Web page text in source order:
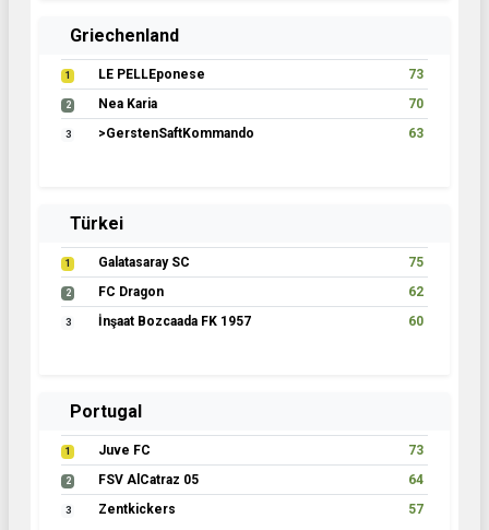
Griechenland
1 LE PELLEponese 73
2 Nea Karia 70
3 >GerstenSaftKommando 63
Türkei
1 Galatasaray SC 75
2 FC Dragon 62
3 İnşaat Bozcaada FK 1957 60
Portugal
1 Juve FC 73
2 FSV AlCatraz 05 64
3 Zentkickers 57